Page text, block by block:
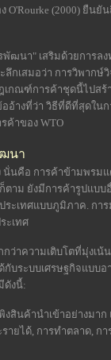
(2000) ยืน
พัฒนา" เสริมด้วยการ
ลึกเสมอว่า การวิพา
กณฑ์การค้าชุดนี้ไปส
อ้างที่ว่า วิธีที่ดีที่สุดใ
ค้าของ WTO
นา
นคือ การค้าข้ามพรมแ
าม ยังมีการค้ารูปแบบ
ระเทศแบบภูมิภาค. ก
ะเทศ
าความเติบโตที่มุ่งเน้
ด้กับระบบเศรษฐกิจแ
ดังนี้:
สินค้านำเข้าอย่างมาก
ยได้, การทำตลาด, ก